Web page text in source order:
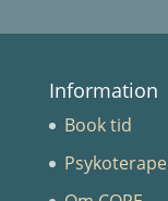
Information
Book tid